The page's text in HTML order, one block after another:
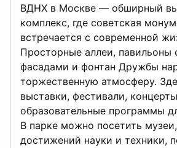
ВДНХ в Москве — обширный
комплекс, где советская
встречается с современной
Просторные аллеи, павильоны
фасадами и фонтан Дружбы
торжественную атмосферу.
выставки, фестивали,
образовательные программы
В парке можно посетить
достижений науки и техники,